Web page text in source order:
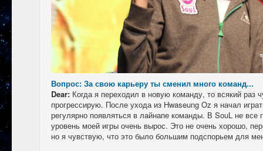
Вопрос: За свою карьеру ты сменил много команд...
Dear: Когда я переходил в новую команду, то всякий раз
прогрессирую. После ухода из Hwaseung Oz я начал
регулярно появляться в лайнапе команды. В SouL не все
уровень моей игры очень вырос. Это не очень хорошо,
но я чувствую, что это было большим подспорьем для